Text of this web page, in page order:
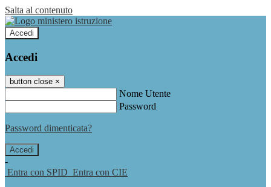
Salta al contenuto
Accedi
Accedi
button close ×
Nome Utente
Password
Password dimenticata?
-
Entra con SPID Entra con CIE